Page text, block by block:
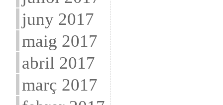
juny 2017
maig 2017
abril 2017
març 2017